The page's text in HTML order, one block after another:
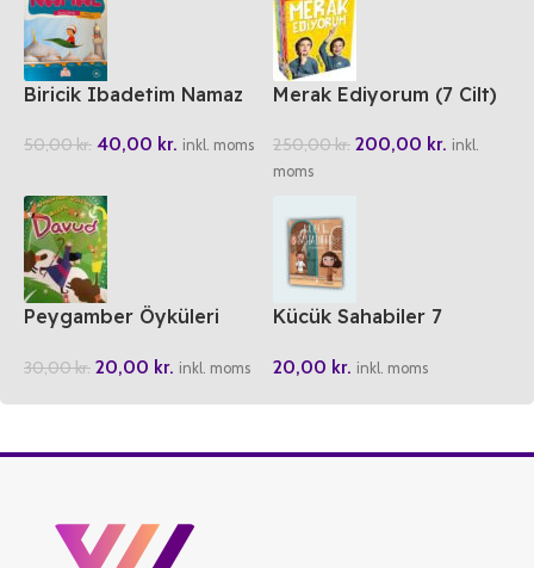
Biricik Ibadetim Namaz
50,00kr. 40,00 kr. inkl. moms
Merak Ediyorum (7 Cilt)
250,00kr. 200,00 kr. inkl.
moms
Peygamber Öyküleri
30,00kr. 20,00 kr. inkl. moms
Kücük Sahabiler 7
Cocugu
20,00 kr. inkl. moms